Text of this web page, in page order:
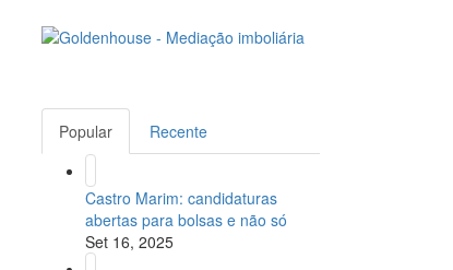
Popular Recente
Castro Marim: candidaturas
abertas para bolsas e não só
Set 16, 2025